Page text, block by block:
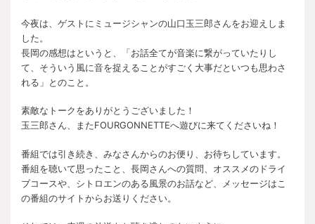
今夜は、ゲストにミュージシャンの山口玉三郎さんをお迎えしま
した。
長岡の感想はというと、「お話全てが音楽に繋がっていたりし
て、そういう風に音を捉えることがすごく大事だといつも思わさ
れる」とのこと。
素敵なトークをありがとうございました！
玉三郎さん、またFOURGONNETTEへ遊びに来てくださいね！
番組では引き続き、みなさんからのお便り、お待ちしています。
番組を聴いて思ったこと、長岡さんへの質問、オススメのドライ
ブコースや、シトロエンのある風景のお話など、メッセージはこ
の番組のサイトからお送りください。